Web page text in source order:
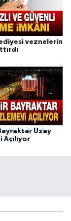
veznelerin
Uzay
Açılıyor